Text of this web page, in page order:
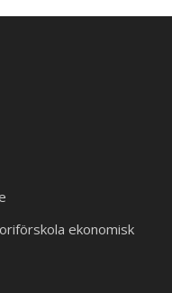
ekonomisk